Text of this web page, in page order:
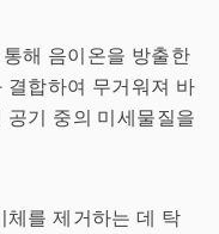
해 음이온을 방출한
결합하여 무거워져 바
공기 중의 미세물질을
를 제거하는 데 탁